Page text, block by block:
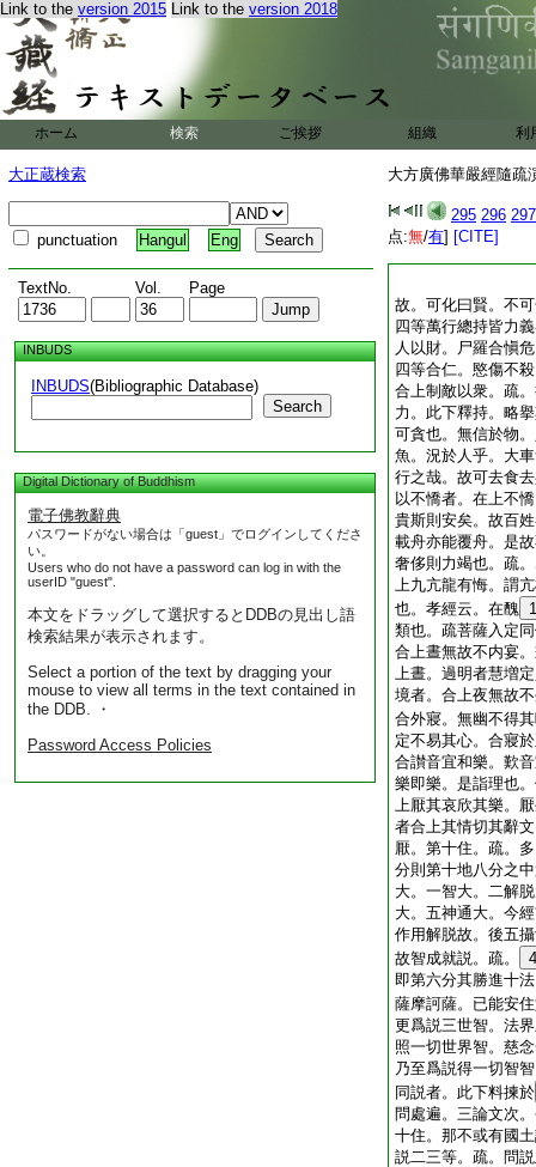
Link to the version 2015 Link to the version 2018
ホーム 検索 ご挨拶 組織 利
大正蔵検索
punctuation Hangul Eng
TextNo. Vol. Page
INBUDS
INBUDS(Bibliographic Database)
Search
Digital Dictionary of Buddhism
電子佛教辭典
パスワードがない場合は「guest」でログインしてくださ
い。
Users who do not have a password can log in with the
userID "guest".
本文をドラッグして選択するとDDBの見出し語
検索結果が表示されます。
Select a portion of the text by dragging your
mouse to view all terms in the text contained in
the DDB. ・
Password Access Policies
大方廣佛華嚴經隨疏
295 296 297
点:無/有] [CITE]
故。可化曰賢。不
四等萬行總持皆力
人以財。尸羅合愼
四等合仁。愍傷不
合上制敵以衆。疏
力。此下釋持。略
可貪也。無信於物
魚。況於人乎。大
行之哉。故可去食
以不憍者。在上不
貴斯則安矣。故百
載舟亦能覆舟。是
奢侈則力竭也。疏
上九亢龍有悔。謂
也。孝經云。在醜 1
類也。疏菩薩入定
合上晝無故不内宴
上晝。過明者慧増
境者。合上夜無故
合外寢。無幽不得
定不易其心。合寢
合讃音宜和樂。歎
樂即樂。是詣理也
上厭其哀欣其樂。
者合上其情切其辭
厭。第十住。疏。
分則第十地八分之
大。一智大。二解
大。五神通大。今
作用解脱故。後五
故智成就説。疏。
4
即第六分其勝進十
薩摩訶薩。已能安
更爲説三世智。法
照一切世界智。慈
乃至爲説得一切智
同説者。此下料揀於
問處遍。三論文次
十住。那不或有國
説二三等。疏。問